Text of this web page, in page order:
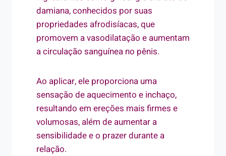
damiana, conhecidos por suas
propriedades afrodisíacas, que
promovem a vasodilatação e aumentam
a circulação sanguínea no pênis.
Ao aplicar, ele proporciona uma
sensação de aquecimento e inchaço,
resultando em ereções mais firmes e
volumosas, além de aumentar a
sensibilidade e o prazer durante a
relação.